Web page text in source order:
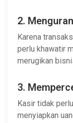
2.
Karena
perlu khawatir
merugikan
3.
Kasir tidak
menyiapkan